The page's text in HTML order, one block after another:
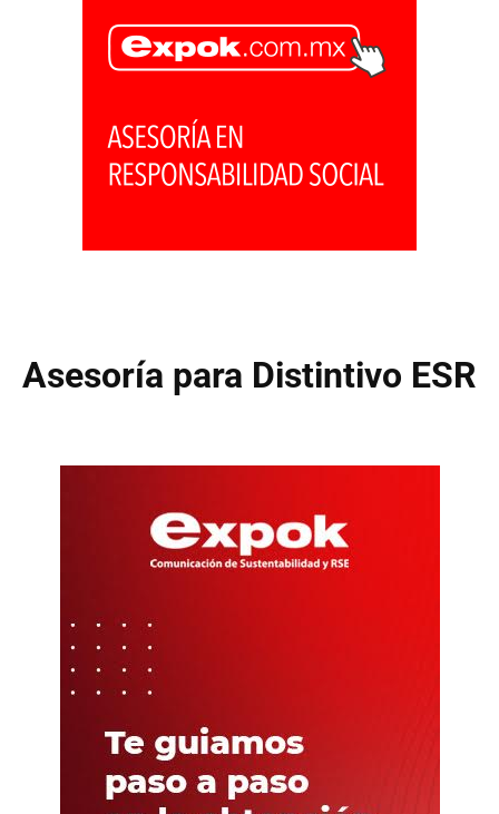
Asesoría para Distintivo ESR